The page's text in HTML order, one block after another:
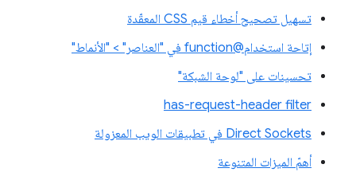
تسهيل تصحيح أخطاء قيم CSS المعقّدة
إتاحة استخدام@function في "العناصر" > "الأنماط"
تحسينات على "لوحة الشبكة"
has-request-header filter
Direct Sockets في تطبيقات الويب المعزولة
أهمّ الميزات المتنوعة